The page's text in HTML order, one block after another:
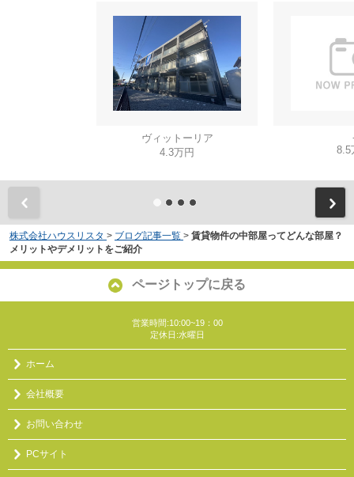
ヴィットーリア
4.3万円
8.5
株式会社ハウスリスタ > ブログ記事一覧 > 賃貸物件の中部屋ってどんな部屋？
メリットやデメリットをご紹介
ページトップに戻る
営業時間:10:00~19：00
定休日:水曜日
ホーム
会社概要
お問い合わせ
PCサイト